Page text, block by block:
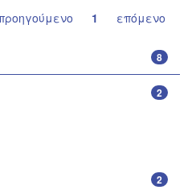
1 επόμενο
8
2
2